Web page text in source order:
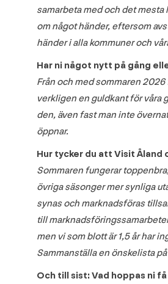
samarbeta med och det
om något händer, eftersom
händer i alla kommuner och
Har ni något nytt på gång
Från och med sommaren
verkligen en guldkant för våra
den, även fast man inte
öppnar.
Hur tycker du att Visit
Sommaren fungerar
övriga säsonger mer synliga
synas och marknadsföras
till
men vi som blott är 1,5 år har
Sammanställa en önskelista
Och till sist: Vad hoppas ni